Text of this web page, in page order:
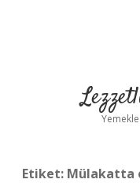
Etiket: Mülakatta